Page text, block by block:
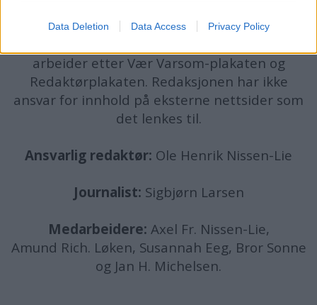
Data Deletion Data Access Privacy Policy
Alt innhold er opphavsrettslig beskyttet.
arbeider etter Vær Varsom-plakaten og
Redaktørplakaten. Redaksjonen har ikke
ansvar for innhold på eksterne nettsider som
det lenkes til.
Ansvarlig redaktør: Ole Henrik Nissen-Lie
Journalist: Sigbjørn Larsen
Medarbeidere: Axel Fr. Nissen-Lie,
Amund Rich. Løken, Susannah Eeg, Bror Sonne
og Jan H. Michelsen.